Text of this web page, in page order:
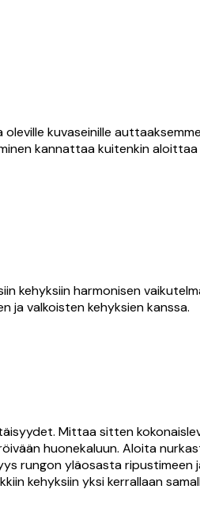
kuvaseinille
kannattaa kuitenkin
kehyksiin harmonisen
valkoisten kehyksien kanssa.
Mittaa sitten
huonekaluun. Aloita
rungon yläosasta
kehyksiin yksi kerrallaan